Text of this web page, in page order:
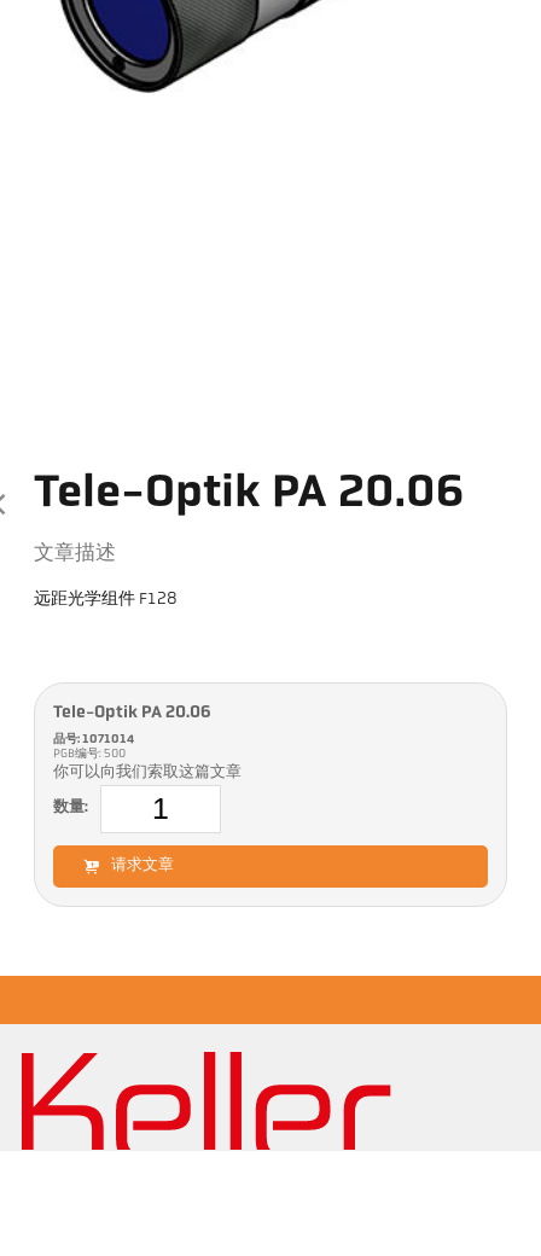
Tele-Optik PA 20.06
文章描述
远距光学组件 F128
Tele-Optik PA 20.06
品号: 1071014
PGB编号: 500
你可以向我们索取这篇文章
数量:
请求文章